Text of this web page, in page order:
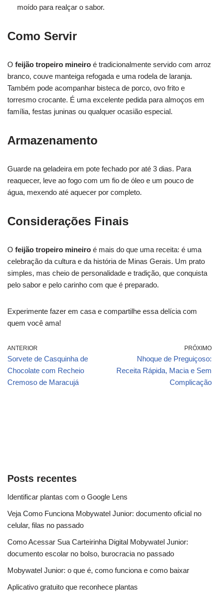
moído para realçar o sabor.
Como Servir
O feijão tropeiro mineiro é tradicionalmente servido com arroz
branco, couve manteiga refogada e uma rodela de laranja.
Também pode acompanhar bisteca de porco, ovo frito e
torresmo crocante. É uma excelente pedida para almoços em
família, festas juninas ou qualquer ocasião especial.
Armazenamento
Guarde na geladeira em pote fechado por até 3 dias. Para
reaquecer, leve ao fogo com um fio de óleo e um pouco de
água, mexendo até aquecer por completo.
Considerações Finais
O feijão tropeiro mineiro é mais do que uma receita: é uma
celebração da cultura e da história de Minas Gerais. Um prato
simples, mas cheio de personalidade e tradição, que conquista
pelo sabor e pelo carinho com que é preparado.
Experimente fazer em casa e compartilhe essa delícia com
quem você ama!
ANTERIOR
Sorvete de Casquinha de
Chocolate com Recheio
Cremoso de Maracujá
PRÓXIMO
Nhoque de Preguiçoso:
Receita Rápida, Macia e Sem
Complicação
Posts recentes
Identificar plantas com o Google Lens
Veja Como Funciona Mobywatel Junior: documento oficial no
celular, filas no passado
Como Acessar Sua Carteirinha Digital Mobywatel Junior:
documento escolar no bolso, burocracia no passado
Mobywatel Junior: o que é, como funciona e como baixar
Aplicativo gratuito que reconhece plantas